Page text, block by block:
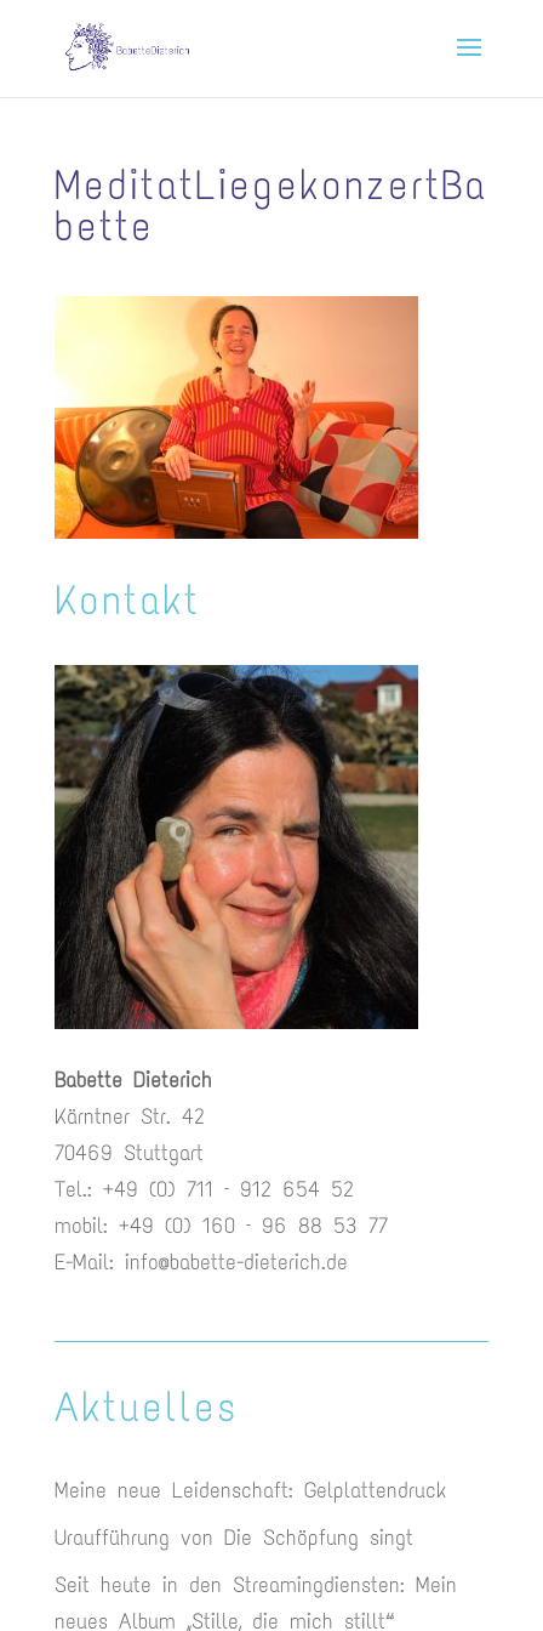
MeditatLiegekonzertBa
bette
Kontakt
Babette Dieterich
Kärntner Str. 42
70469 Stuttgart
Tel.: +49 (0) 711 – 912 654 52
mobil: +49 (0) 160 – 96 88 53 77
E-Mail: info@babette-dieterich.de
Aktuelles
Meine neue Leidenschaft: Gelplattendruck
Uraufführung von Die Schöpfung singt
Seit heute in den Streamingdiensten: Mein
neues Album „Stille, die mich stillt“